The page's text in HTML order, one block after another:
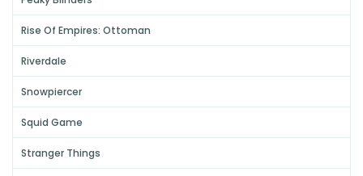
Rise Of Empires: Ottoman
Riverdale
Snowpiercer
Squid Game
Stranger Things